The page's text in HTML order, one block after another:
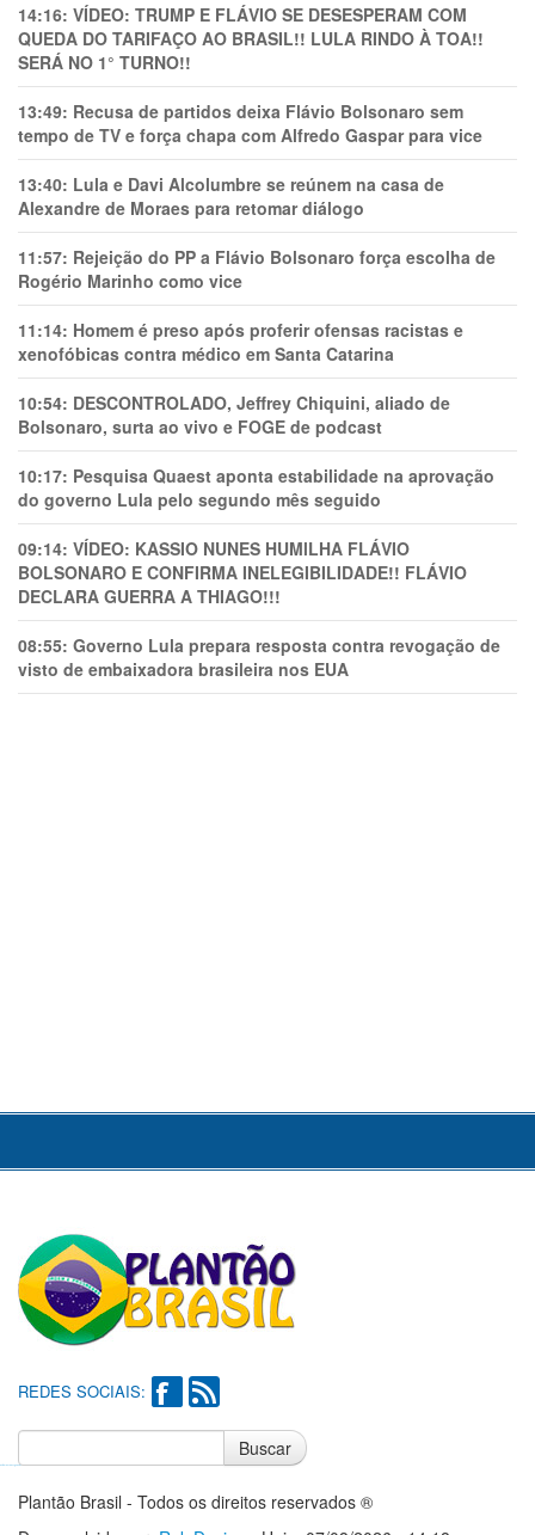
14:16: VÍDEO: TRUMP E FLÁVIO SE DESESPERAM COM
QUEDA DO TARIFAÇO AO BRASIL!! LULA RINDO À TOA!!
SERÁ NO 1° TURNO!!
13:49: Recusa de partidos deixa Flávio Bolsonaro sem
tempo de TV e força chapa com Alfredo Gaspar para vice
13:40: Lula e Davi Alcolumbre se reúnem na casa de
Alexandre de Moraes para retomar diálogo
11:57: Rejeição do PP a Flávio Bolsonaro força escolha de
Rogério Marinho como vice
11:14: Homem é preso após proferir ofensas racistas e
xenofóbicas contra médico em Santa Catarina
10:54: DESCONTROLADO, Jeffrey Chiquini, aliado de
Bolsonaro, surta ao vivo e FOGE de podcast
10:17: Pesquisa Quaest aponta estabilidade na aprovação
do governo Lula pelo segundo mês seguido
09:14: VÍDEO: KASSIO NUNES HUMlLHA FLÁVIO
BOLSONARO E CONFIRMA INELEGIBILIDADE!! FLÁVIO
DECLARA GUERRA A THIAGO!!!
08:55: Governo Lula prepara resposta contra revogação de
visto de embaixadora brasileira nos EUA
REDES SOCIAIS:
Buscar
Plantão Brasil - Todos os direitos reservados ®